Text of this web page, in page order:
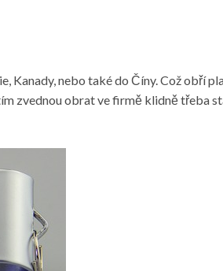
Kanady, nebo také do Číny. Což obří
zvednou obrat ve firmě klidně třeba